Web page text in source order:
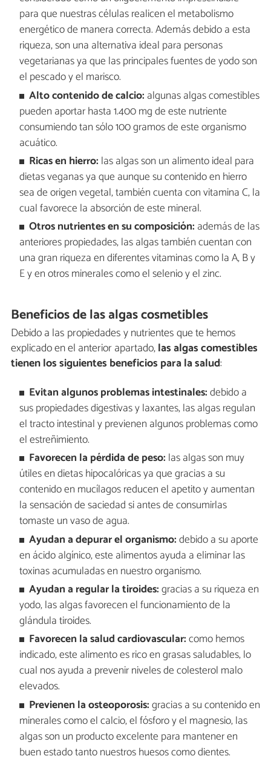
para que nuestras células realicen el metabolismo
energético de manera correcta. Además debido a esta
riqueza, son una alternativa ideal para personas
vegetarianas ya que las principales fuentes de yodo son
el pescado y el marisco.
Alto contenido de calcio: algunas algas comestibles
pueden aportar hasta 1.400 mg de este nutriente
consumiendo tan sólo 100 gramos de este organismo
acuático.
Ricas en hierro: las algas son un alimento ideal para
dietas veganas ya que aunque su contenido en hierro
sea de origen vegetal, también cuenta con vitamina C, la
cual favorece la absorción de este mineral.
Otros nutrientes en su composición: además de las
anteriores propiedades, las algas también cuentan con
una gran riqueza en diferentes vitaminas como la A, B y
E y en otros minerales como el selenio y el zinc.
Beneficios de las algas cosmetibles
Debido a las propiedades y nutrientes que te hemos
explicado en el anterior apartado,las algas comestibles
tienen los siguientes beneficios para la salud:
Evitan algunos problemas intestinales:debido a
sus propiedades digestivas y laxantes, las algas regulan
el tracto intestinal y previenen algunos problemas como
el estreñimiento.
Favorecen la pérdida de peso: las algas son muy
útiles en dietas hipocalóricas ya que gracias a su
contenido en mucílagos reducen el apetito y aumentan
la sensación de saciedad si antes de consumirlas
tomaste un vaso de agua.
Ayudan a depurar el organismo:debido a su aporte
en ácido algínico, este alimentos ayuda a eliminar las
toxinas acumuladas en nuestro organismo.
Ayudan a regular la tiroides:gracias a su riqueza en
yodo, las algas favorecen el funcionamiento de la
glándula tiroides.
Favorecen la salud cardiovascular:como hemos
indicado, este alimento es rico en grasas saludables, lo
cual nos ayuda a prevenir niveles de colesterol malo
elevados.
Previenen la osteoporosis:gracias a su contenido en
minerales como el calcio, el fósforo y el magnesio, las
algas son un producto excelente para mantener en
buen estado tanto nuestros huesos como dientes.